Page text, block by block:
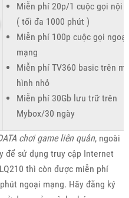
Miễn phí 20p/1 cuộc gọi nội
( tối đa 1000 phút )
Miễn phí 100p cuộc gọi ngoại
mạng
Miễn phí TV360 basic trên
hình nhỏ
Miễn phí 30Gb lưu trữ trên
Mybox/30 ngày
chơi game liên quân, ngoài
để sử dụng truy cập Internet
thì còn được miễn phí
ngoại mạng. Hãy đăng ký